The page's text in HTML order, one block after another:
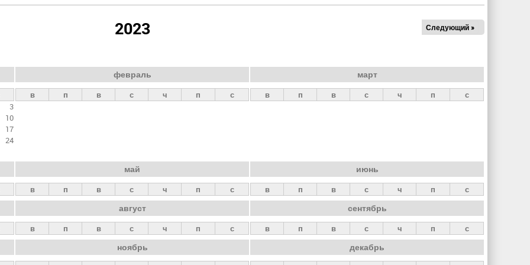
2023 Следующий »
3
10
17
24
февраль
в п в с ч п с
март
в п в с ч п с
май
в п в с ч п с
июнь
в п в с ч п с
август
в п в с ч п с
сентябрь
в п в с ч п с
ноябрь декабрь